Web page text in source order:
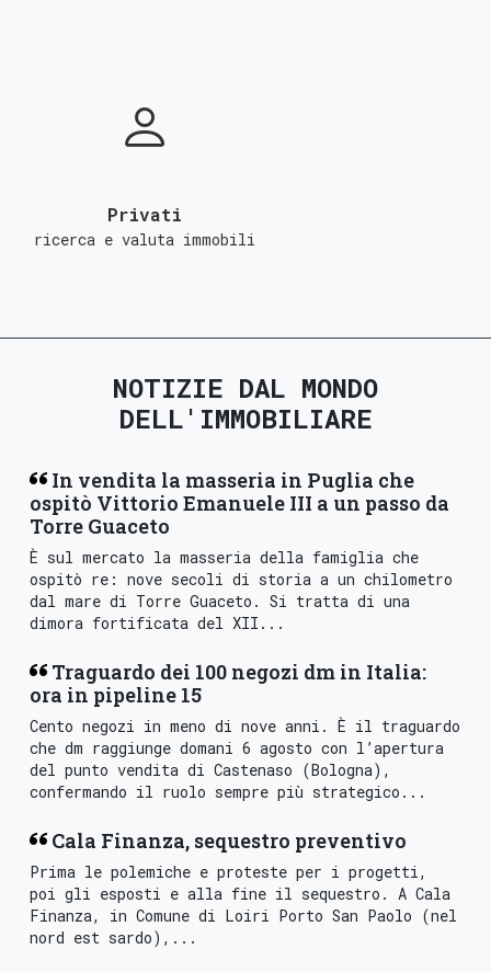
Privati
ricerca e valuta immobili
NOTIZIE DAL MONDO
DELL'IMMOBILIARE
In vendita la masseria in Puglia che
ospitò Vittorio Emanuele III a un passo da
Torre Guaceto
È sul mercato la masseria della famiglia che
ospitò re: nove secoli di storia a un chilometro
dal mare di Torre Guaceto. Si tratta di una
dimora fortificata del XII...
Traguardo dei 100 negozi dm in Italia:
ora in pipeline 15
Cento negozi in meno di nove anni. È il traguardo
che dm raggiunge domani 6 agosto con l’apertura
del punto vendita di Castenaso (Bologna),
confermando il ruolo sempre più strategico...
Cala Finanza, sequestro preventivo
Prima le polemiche e proteste per i progetti,
poi gli esposti e alla fine il sequestro. A Cala
Finanza, in Comune di Loiri Porto San Paolo (nel
nord est sardo),...